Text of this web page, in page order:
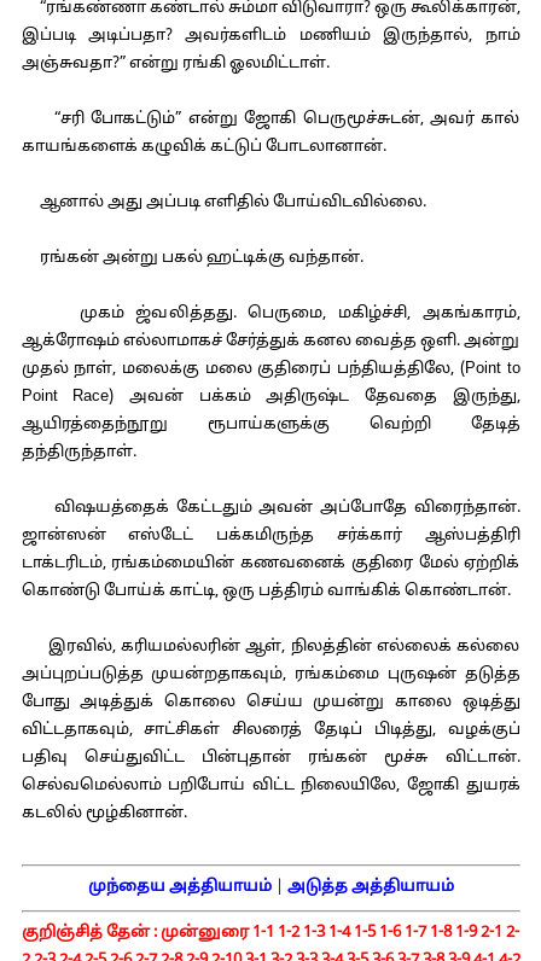
“ரங்கண்ணா கண்டால் சும்மா விடுவாரா? ஒரு கூலிக்காரன்,
இப்படி அடிப்பதா? அவர்களிடம் மணியம் இருந்தால், நாம்
அஞ்சுவதா?” என்று ரங்கி ஓலமிட்டாள்.
“சரி போகட்டும்” என்று ஜோகி பெருமூச்சுடன், அவர் கால்
காயங்களைக் கழுவிக் கட்டுப் போடலானான்.
ஆனால் அது அப்படி எளிதில் போய்விடவில்லை.
ரங்கன் அன்று பகல் ஹட்டிக்கு வந்தான்.
முகம் ஜ்வலித்தது. பெருமை, மகிழ்ச்சி, அகங்காரம்,
ஆக்ரோஷம் எல்லாமாகச் சேர்த்துக் கனல வைத்த ஒளி. அன்று
முதல் நாள், மலைக்கு மலை குதிரைப் பந்தியத்திலே, (Point to
Point Race) அவன் பக்கம் அதிருஷ்ட தேவதை இருந்து,
ஆயிரத்தைந்நூறு ரூபாய்களுக்கு வெற்றி தேடித்
தந்திருந்தாள்.
விஷயத்தைக் கேட்டதும் அவன் அப்போதே விரைந்தான்.
ஜான்ஸன் எஸ்டேட் பக்கமிருந்த சர்க்கார் ஆஸ்பத்திரி
டாக்டரிடம், ரங்கம்மையின் கணவனைக் குதிரை மேல் ஏற்றிக்
கொண்டு போய்க் காட்டி, ஒரு பத்திரம் வாங்கிக் கொண்டான்.
இரவில், கரியமல்லரின் ஆள், நிலத்தின் எல்லைக் கல்லை
அப்புறப்படுத்த முயன்றதாகவும், ரங்கம்மை புருஷன் தடுத்த
போது அடித்துக் கொலை செய்ய முயன்று காலை ஒடித்து
விட்டதாகவும், சாட்சிகள் சிலரைத் தேடிப் பிடித்து, வழக்குப்
பதிவு செய்துவிட்ட பின்புதான் ரங்கன் மூச்சு விட்டான்.
செல்வமெல்லாம் பறிபோய் விட்ட நிலையிலே, ஜோகி துயரக்
கடலில் மூழ்கினான்.
முந்தைய அத்தியாயம்| அடுத்த அத்தியாயம்
குறிஞ்சித் தேன் :முன்னுரை1-1 1-21-31-41-51-61-71-81-92-1 2-